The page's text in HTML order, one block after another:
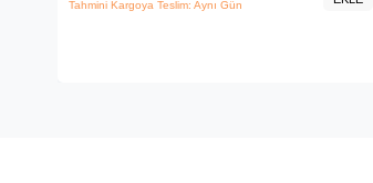
Tahmini Kargoya Teslim: Aynı Gün